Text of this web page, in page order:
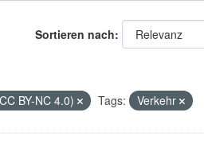
Sortieren nach
BY-NC 4.0) Tags: Verkehr